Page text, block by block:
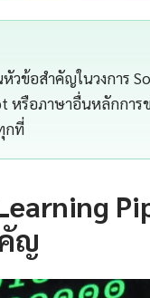
หัวข้อสำคัญในวงการ
หรือภาษาอื่นหลักการ
กที่
ญ